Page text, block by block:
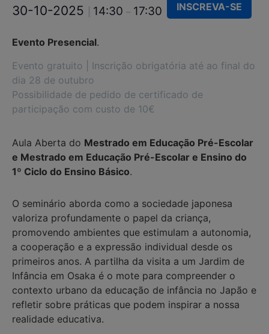
30-10-2025 14:30 – 17:30 INSCREVA-SE
Evento Presencial.
Evento gratuito | Inscrição obrigatória até ao final do
dia 28 de outubro
Possibilidade de pedido de certificado de
participação com custo de 10€
Aula Aberta do Mestrado em Educação Pré-Escolar
e Mestrado em Educação Pré-Escolar e Ensino do
1º Ciclo do Ensino Básico.
O seminário aborda como a sociedade japonesa
valoriza profundamente o papel da criança,
promovendo ambientes que estimulam a autonomia,
a cooperação e a expressão individual desde os
primeiros anos. A partilha da visita a um Jardim de
Infância em Osaka é o mote para compreender o
contexto urbano da educação de infância no Japão e
refletir sobre práticas que podem inspirar a nossa
realidade educativa.